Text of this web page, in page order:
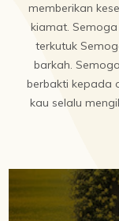
memberikan
kiamat.
terkutuk
barkah.
berbakti kepada
kau selalu